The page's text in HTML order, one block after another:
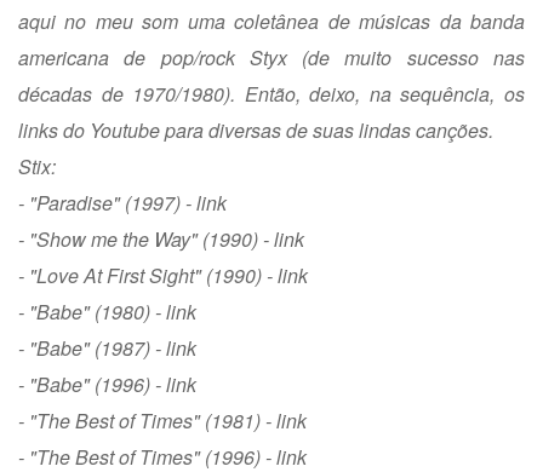
aqui no meu som uma coletânea de músicas da banda
americana de pop/rock Styx (de muito sucesso nas
décadas de 1970/1980). Então, deixo, na sequência, os
links do Youtube para diversas de suas lindas canções.
Stix:
- "Paradise" (1997) -link
- "Show me the Way" (1990) -link
- "Love At First Sight" (1990) -link
- "Babe" (1980) -link
- "Babe" (1987) -link
- "Babe" (1996) -link
- "The Best of Times" (1981) -link
- "The Best of Times" (1996) -link